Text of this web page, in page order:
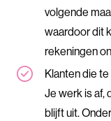
volgende
waardoor dit
rekeningen
Klanten die
Je werk is af,
blijft uit.